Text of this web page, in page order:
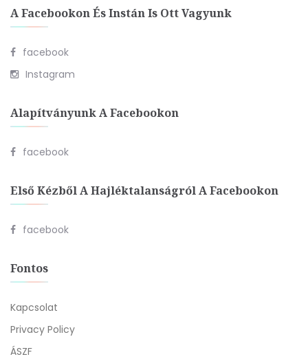
A Facebookon És Instán Is Ott Vagyunk
facebook
Instagram
Alapítványunk A Facebookon
facebook
Első Kézből A Hajléktalanságról A Facebookon
facebook
Fontos
Kapcsolat
Privacy Policy
ÁSZF